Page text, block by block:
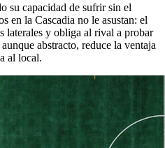
su capacidad de sufrir sin el
en la Cascadia no le asustan: el
laterales y obliga al rival a probar
abstracto, reduce la ventaja
al local.